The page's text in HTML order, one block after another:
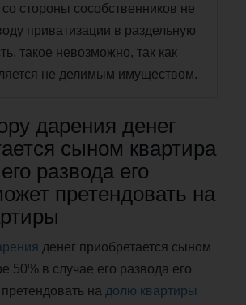
стороны сособственников не
приватизации в раздельную
такое невозможно, так как
не делимым имуществом.
дарения денег
сыном квартира
развода его
претендовать на
денег приобретается сыном
50% в случае его развода его
на долю квартиры